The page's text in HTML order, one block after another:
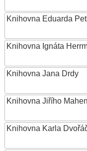
Knihovna Eduarda
Knihovna Ignáta
Knihovna Jana Drdy
Knihovna Jiřího
Knihovna Karla